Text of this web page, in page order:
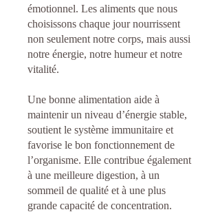
émotionnel. Les aliments que nous
choisissons chaque jour nourrissent
non seulement notre corps, mais aussi
notre énergie, notre humeur et notre
vitalité.
Une bonne alimentation aide à
maintenir un niveau d’énergie stable,
soutient le système immunitaire et
favorise le bon fonctionnement de
l’organisme. Elle contribue également
à une meilleure digestion, à un
sommeil de qualité et à une plus
grande capacité de concentration.